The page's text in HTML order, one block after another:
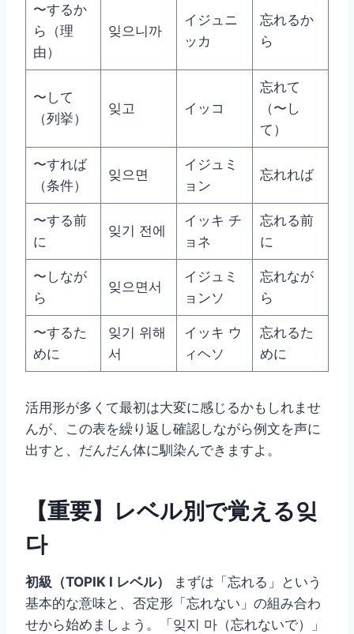
〜するか
ら（理
由）
잊으니까
イジュニ
ッカ
忘れるか
ら
〜して
（列挙）
잊고 イッコ
忘れて
（〜し
て）
〜すれば
（条件）
잊으면
イジュミ
ョン
忘れれば
〜する前
に
잊기 전에
イッキ チ
ョネ
忘れる前
に
〜しなが
ら
잊으면서
イジュミ
ョンソ
忘れなが
ら
〜するた
めに
잊기 위해
서
イッキ ウ
ィヘソ
忘れるた
めに
活用形が多くて最初は大変に感じるかもしれませ
んが、この表を繰り返し確認しながら例文を声に
出すと、だんだん体に馴染んできますよ。
【重要】レベル別で覚える잊
다
初級（TOPIK I レベル）
まずは「忘れる」という
基本的な意味と、否定形「忘れない」の組み合わ
せから始めましょう。「잊지 마（忘れないで）」